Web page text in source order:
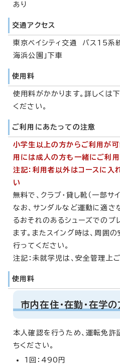
あり
交通アクセス
東京ベイシティ交通 バス15系
海浜公園」下車
使用料
使用料がかかります。詳しくは
ください。
ご利用にあたっての注意
小学生以上の方からご利用が可
用には成人の方も一緒にご利用
注記：利用者以外はコースに入
い
無料で、クラブ・貸し靴（一部サ
なお、サンダルなど運動に適さ
るおそれのあるシューズでのプ
ます。またスイング時は、周囲
行ってください。
注記：未就学児は、安全管理上
使用料
市内在住・在勤・在学の
本人確認を行うため、運転免
ちください。
1回：490円